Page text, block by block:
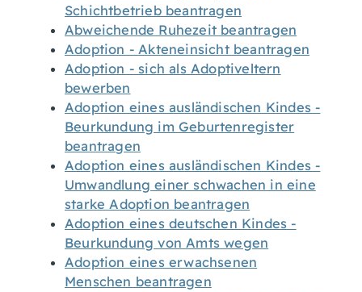
Schichtbetrieb beantragen
Abweichende Ruhezeit beantragen
Adoption - Akteneinsicht beantragen
Adoption - sich als Adoptiveltern
bewerben
Adoption eines ausländischen Kindes -
Beurkundung im Geburtenregister
beantragen
Adoption eines ausländischen Kindes -
Umwandlung einer schwachen in eine
starke Adoption beantragen
Adoption eines deutschen Kindes -
Beurkundung von Amts wegen
Adoption eines erwachsenen
Menschen beantragen